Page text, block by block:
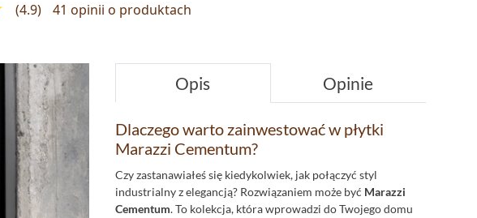
(4.9) 41 opinii o produktach
Opis Opinie
Dlaczego warto zainwestować w płytki
Marazzi Cementum?
Czy zastanawiałeś się kiedykolwiek, jak połączyć styl
industrialny z elegancją? Rozwiązaniem może być Marazzi
Cementum. To kolekcja, która wprowadzi do Twojego domu